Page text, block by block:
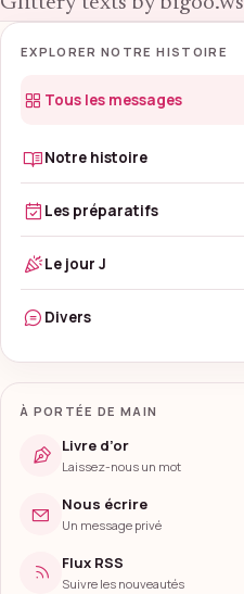
EXPLORER NOTRE HISTOIRE
Tous les messages
Notre histoire
Les préparatifs
Le jour J
Divers
À PORTÉE DE MAIN
Livre d’or
Laissez-nous un mot
Nous écrire
Un message privé
Flux RSS
Suivre les nouveautés